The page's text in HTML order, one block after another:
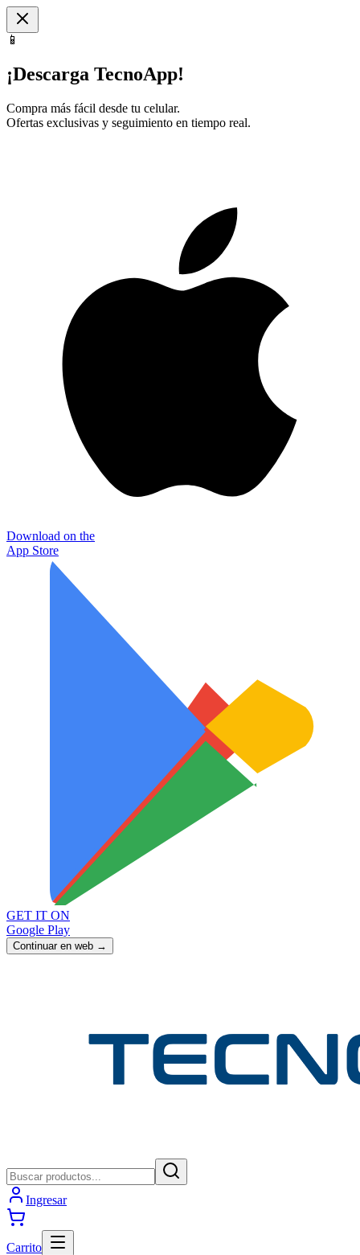
📱
¡Descarga TecnoApp!
Compra más fácil desde tu celular.
Ofertas exclusivas y seguimiento en tiempo real.
Download on the
App Store
GET IT ON
Google Play
Continuar en web →
Ingresar
Carrito